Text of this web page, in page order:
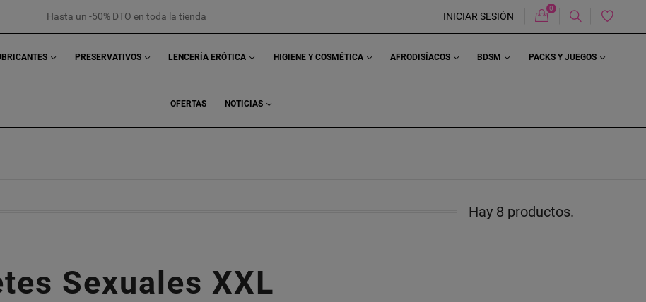
Hasta un -50% DTO en toda la tienda INICIAR SESIÓN Carrito
0
PRESERVATIVOS LENCERÍA ERÓTICA HIGIENE Y COSMÉTICA AFRODISÍACOS BDSM PACKS Y JUEGOS
OFERTAS NOTICIAS
Hay 8 productos.
Sexuales XXL